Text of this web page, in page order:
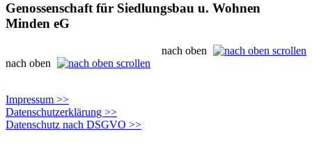
Genossenschaft für Siedlungsbau u. Wohnen
Minden eG
nach oben
nach oben
Impressum >>
Datenschutzerklärung >>
Datenschutz nach DSGVO >>